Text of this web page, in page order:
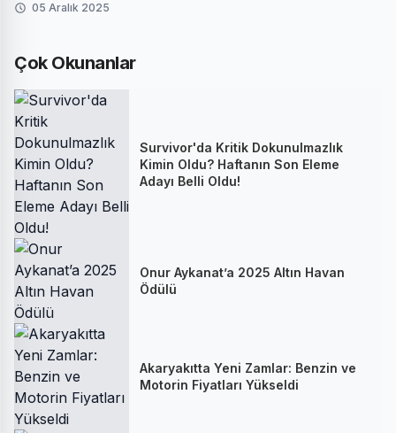
05 Aralık 2025
Çok Okunanlar
Survivor'da Kritik Dokunulmazlık
Kimin Oldu? Haftanın Son Eleme
Adayı Belli Oldu!
Onur Aykanat’a 2025 Altın Havan
Ödülü
Akaryakıtta Yeni Zamlar: Benzin ve
Motorin Fiyatları Yükseldi